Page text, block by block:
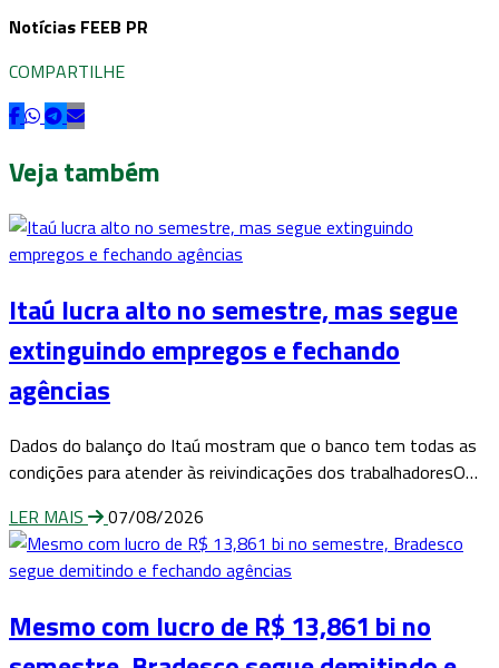
Notícias FEEB PR
COMPARTILHE
Veja também
Itaú lucra alto no semestre, mas segue
extinguindo empregos e fechando
agências
Dados do balanço do Itaú mostram que o banco tem todas as
condições para atender às reivindicações dos trabalhadoresO…
LER MAIS
07/08/2026
Mesmo com lucro de R$ 13,861 bi no